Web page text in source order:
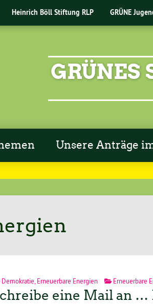
Heinrich Böll Stiftung RLP GRÜNE
GRÜNES
Unsere Anträge
Demokratie Erneuerbare Energien Erneuerbare
eine Mail an …